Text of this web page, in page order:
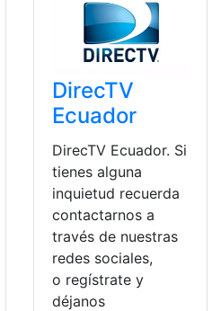
DirecTV
Ecuador
DirecTV Ecuador. Si
tienes alguna
inquietud recuerda
contactarnos a
través de nuestras
redes sociales,
o regístrate y
déjanos